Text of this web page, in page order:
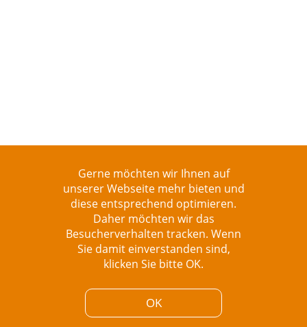
Gerne möchten wir Ihnen auf
unserer Webseite mehr bieten und
diese entsprechend optimieren.
Daher möchten wir das
Besucherverhalten tracken. Wenn
Sie damit einverstanden sind,
klicken Sie bitte OK.
OK